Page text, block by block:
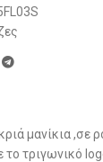
μανίκια ,σε
τριγωνικό